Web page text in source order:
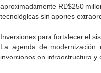
aproximadamente RD$250
tecnológicas sin aportes
Inversiones para fortalecer el
La agenda de modernización
inversiones en infraestructura y